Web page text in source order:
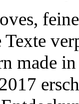
Texte
made